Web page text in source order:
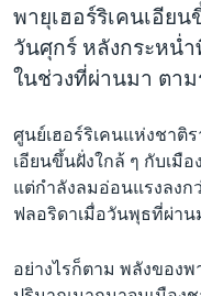
เลือกภาษา
พายุเฮอร์ริเคนเอีย
วันศุกร์ หลังกระหน่
ในช่วงที่ผ่านมา ตา
ศูนย์เฮอร์ริเคนแห่งชาติ
เอียนขึ้นฝั่งใกล้ ๆ กับเมื
แต่กำลังลมอ่อนแรงลงก
ฟลอริดาเมื่อวันพุธที่ผ่าน
อย่างไรก็ตาม พลังของ